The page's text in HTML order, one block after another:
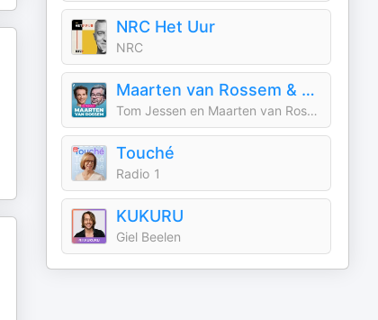
NRC Het Uur
NRC
Maarten van Rossem & Tom Jessen
Tom Jessen en Maarten van Rossem
Touché
Radio 1
KUKURU
Giel Beelen